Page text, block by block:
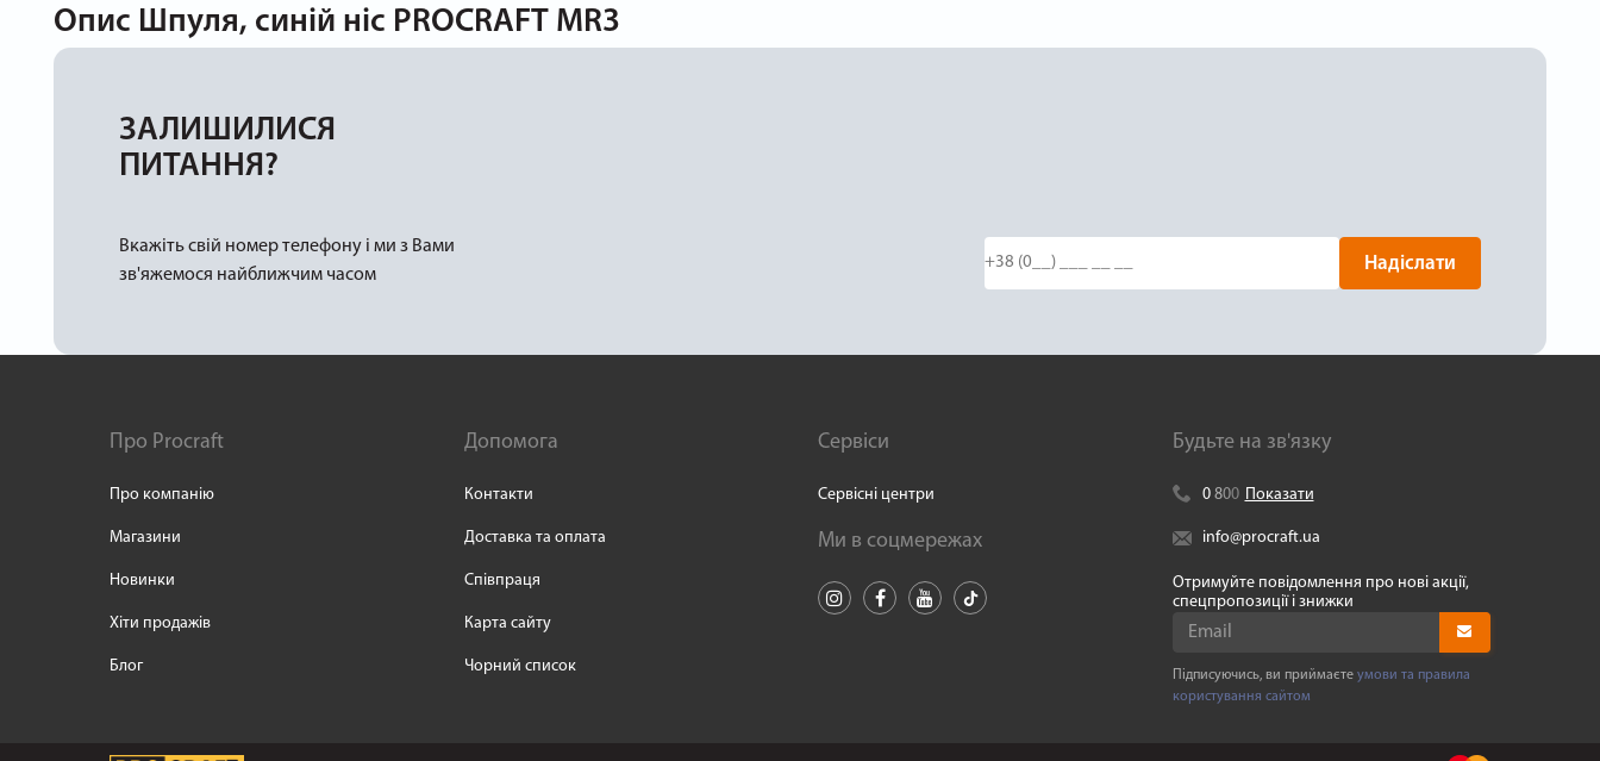
Опис Шпуля, синій ніс PROCRAFT MR3
ЗАЛИШИЛИСЯ
ПИТАННЯ?
Вкажіть свій номер телефону і ми з Вами
зв'яжемося найближчим часом
Надіслати
Про Procraft
Про компанію
Магазини
Новинки
Хіти продажів
Блог
Допомога
Контакти
Доставка та оплата
Співпраця
Карта сайту
Чорний список
Сервіси
Сервісні центри
Ми в соцмережах
Будьте на зв'язку
0 800 Показати
info@procraft.ua
Отримуйте повідомлення про нові акції,
спецпропозиції і знижки
Підписуючись, ви приймаєте умови та правила
користування сайтом